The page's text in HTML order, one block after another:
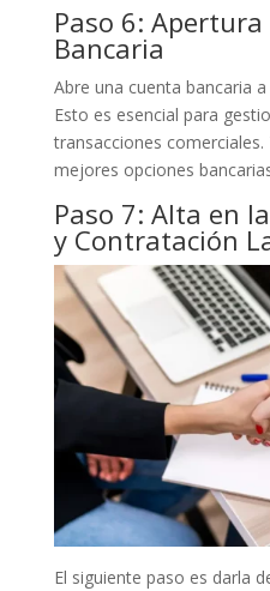
Paso 6:
Bancaria
Abre una cuenta bancaria
Esto es esencial para
transacciones
mejores opciones
Paso 7: Alta en
y Contratación
El siguiente paso es darla